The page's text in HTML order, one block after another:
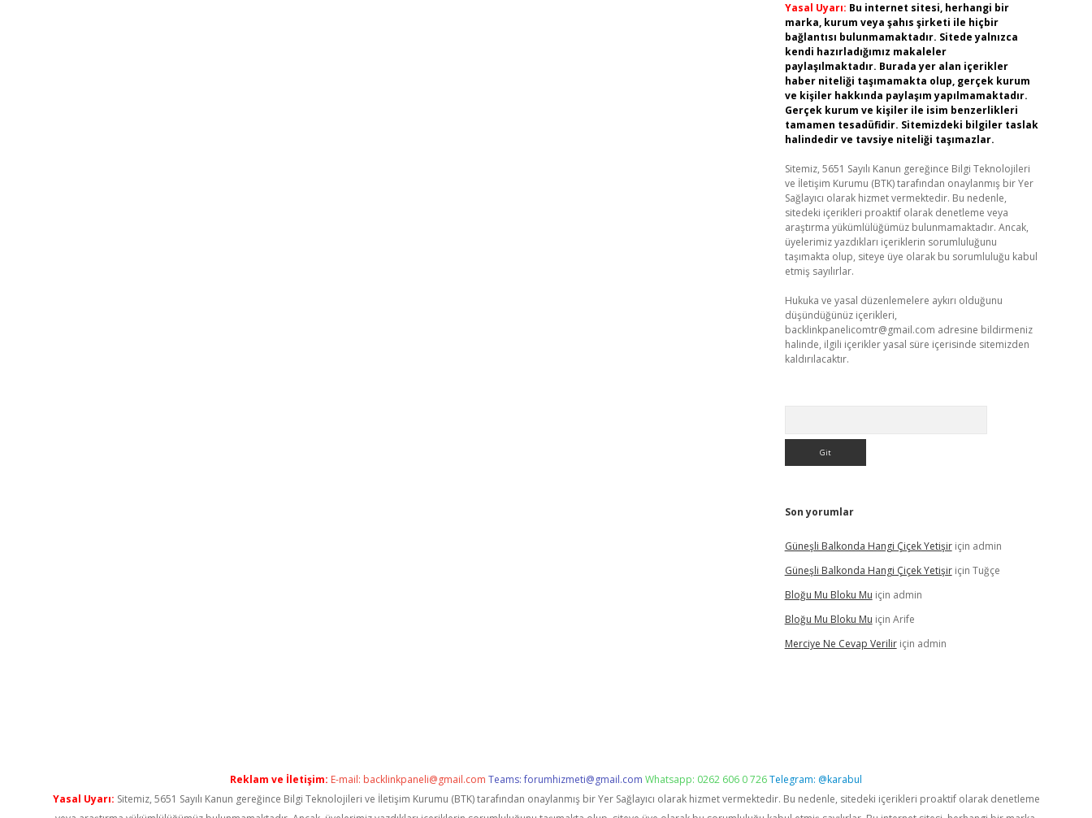
Yasal Uyarı: Bu internet sitesi, herhangi bir
marka, kurum veya şahıs şirketi ile hiçbir
bağlantısı bulunmamaktadır. Sitede yalnızca
kendi hazırladığımız makaleler
paylaşılmaktadır. Burada yer alan içerikler
haber niteliği taşımamakta olup, gerçek kurum
ve kişiler hakkında paylaşım yapılmamaktadır.
Gerçek kurum ve kişiler ile isim benzerlikleri
tamamen tesadüfidir. Sitemizdeki bilgiler taslak
halindedir ve tavsiye niteliği taşımazlar.
Sitemiz, 5651 Sayılı Kanun gereğince Bilgi Teknolojileri
ve İletişim Kurumu (BTK) tarafından onaylanmış bir Yer
Sağlayıcı olarak hizmet vermektedir. Bu nedenle,
sitedeki içerikleri proaktif olarak denetleme veya
araştırma yükümlülüğümüz bulunmamaktadır. Ancak,
üyelerimiz yazdıkları içeriklerin sorumluluğunu
taşımakta olup, siteye üye olarak bu sorumluluğu kabul
etmiş sayılırlar.
Hukuka ve yasal düzenlemelere aykırı olduğunu
düşündüğünüz içerikleri,
backlinkpanelicomtr@gmail.com adresine bildirmeniz
halinde, ilgili içerikler yasal süre içerisinde sitemizden
kaldırılacaktır.
Son yorumlar
Güneşli Balkonda Hangi Çiçek Yetişiriçin admin
Güneşli Balkonda Hangi Çiçek Yetişiriçin Tuğçe
Bloğu Mu Bloku Mu için admin
Bloğu Mu Bloku Mu için Arife
Merciye Ne Cevap Veriliriçin admin
Reklam ve İletişim: E-mail: backlinkpaneli@gmail.com Teams:forumhizmeti@gmail.com Whatsapp: 0262 606 0 726Telegram: @karabul
Yasal Uyarı: Sitemiz, 5651 Sayılı Kanun gereğince Bilgi Teknolojileri ve İletişim Kurumu (BTK) tarafından onaylanmış bir Yer Sağlayıcı olarak hizmet vermektedir. Bu nedenle, sitedeki içerikleri proaktif olarak denetleme